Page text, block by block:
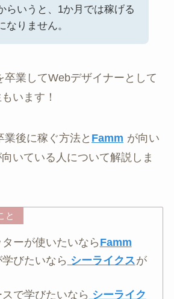
らいうと、1か月では稼げる
なりません。
卒業してWebデザイナーとして
います！
業後に稼ぐ方法と Famm が向い
いている人について解説しま
と
ーが使いたいなら Famm
びたいなら シーライクスが
で学びたいなら シーライク